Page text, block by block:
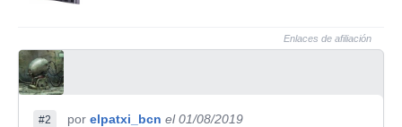
Enlaces de afiliación
#2 por elpatxi_bcn el 01/08/2019